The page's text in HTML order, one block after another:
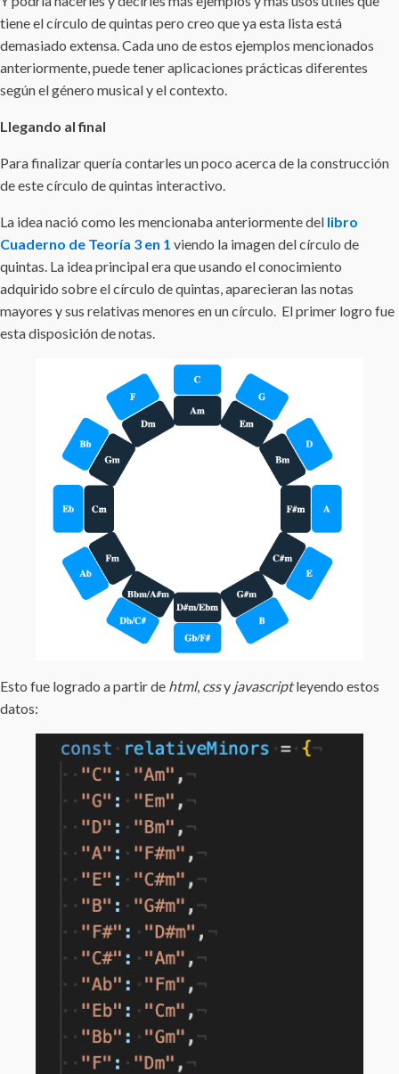
tiene el círculo de quintas pero creo que ya esta lista está
demasiado extensa. Cada uno de estos ejemplos mencionados
anteriormente, puede tener aplicaciones prácticas diferentes
según el género musical y el contexto.
Llegando al final
Para finalizar quería contarles un poco acerca de la construcción
de este círculo de quintas interactivo.
La idea nació como les mencionaba anteriormente del libro
Cuaderno de Teoría 3 en 1 viendo la imagen del círculo de
quintas. La idea principal era que usando el conocimiento
adquirido sobre el círculo de quintas, aparecieran las notas
mayores y sus relativas menores en un círculo. El primer logro fue
esta disposición de notas.
Esto fue logrado a partir de html, cssy javascriptleyendo estos
datos: